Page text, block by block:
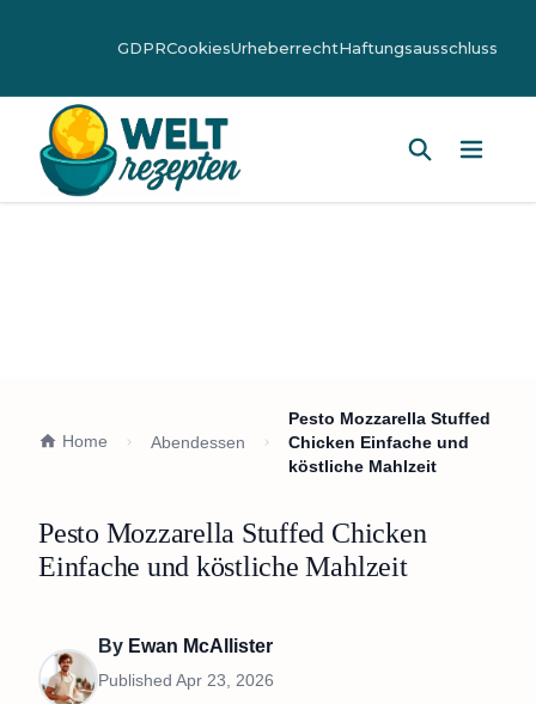
GDPRCookiesUrheberrechtHaftungsausschluss
Home Abendessen
Pesto Mozzarella Stuffed
Chicken Einfache und
köstliche Mahlzeit
Pesto Mozzarella Stuffed Chicken
Einfache und köstliche Mahlzeit
By Ewan McAllister
Published Apr 23, 2026